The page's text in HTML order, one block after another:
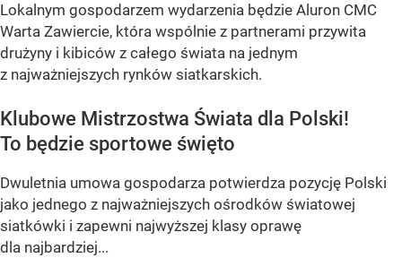
Lokalnym gospodarzem wydarzenia będzie Aluron CMC
Warta Zawiercie, która wspólnie z partnerami przywita
drużyny i kibiców z całego świata na jednym
z najważniejszych rynków siatkarskich.
Klubowe Mistrzostwa Świata dla Polski!
To będzie sportowe święto
Dwuletnia umowa gospodarza potwierdza pozycję Polski
jako jednego z najważniejszych ośrodków światowej
siatkówki i zapewni najwyższej klasy oprawę
dla najbardziej...